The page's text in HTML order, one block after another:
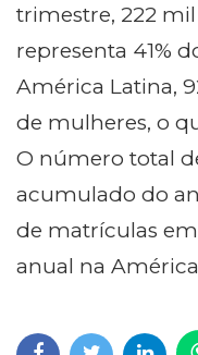
trimestre, 222
representa 41%
América Latina,
de mulheres, o
O número total
acumulado do
de matrículas
anual na